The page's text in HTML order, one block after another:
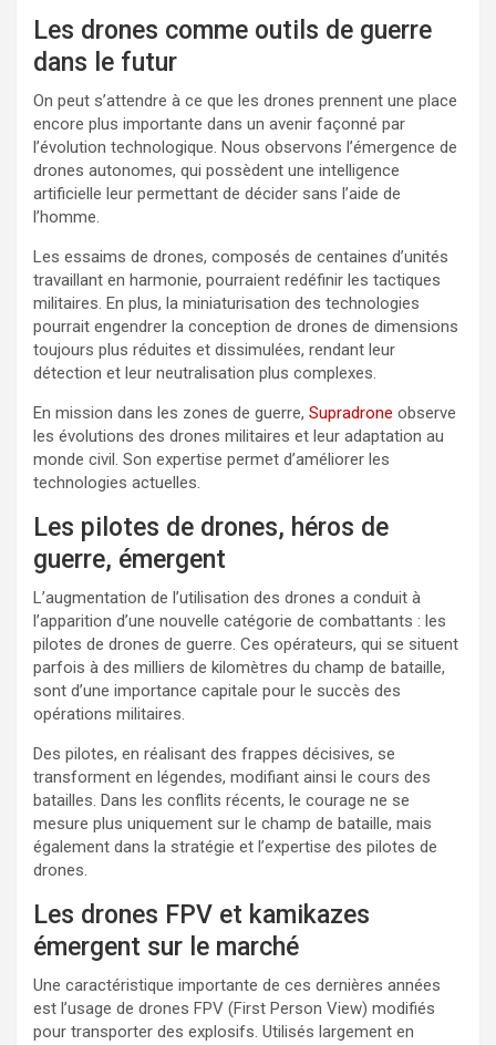
Les drones comme outils de guerre
dans le futur
On peut s’attendre à ce que les drones prennent une place
encore plus importante dans un avenir façonné par
l’évolution technologique. Nous observons l’émergence de
drones autonomes, qui possèdent une intelligence
artificielle leur permettant de décider sans l’aide de
l’homme.
Les essaims de drones, composés de centaines d’unités
travaillant en harmonie, pourraient redéfinir les tactiques
militaires. En plus, la miniaturisation des technologies
pourrait engendrer la conception de drones de dimensions
toujours plus réduites et dissimulées, rendant leur
détection et leur neutralisation plus complexes.
En mission dans les zones de guerre, Supradrone observe
les évolutions des drones militaires et leur adaptation au
monde civil. Son expertise permet d’améliorer les
technologies actuelles.
Les pilotes de drones, héros de
guerre, émergent
L’augmentation de l’utilisation des drones a conduit à
l’apparition d’une nouvelle catégorie de combattants : les
pilotes de drones de guerre. Ces opérateurs, qui se situent
parfois à des milliers de kilomètres du champ de bataille,
sont d’une importance capitale pour le succès des
opérations militaires.
Des pilotes, en réalisant des frappes décisives, se
transforment en légendes, modifiant ainsi le cours des
batailles. Dans les conflits récents, le courage ne se
mesure plus uniquement sur le champ de bataille, mais
également dans la stratégie et l’expertise des pilotes de
drones.
Les drones FPV et kamikazes
émergent sur le marché
Une caractéristique importante de ces dernières années
est l’usage de drones FPV (First Person View) modifiés
pour transporter des explosifs. Utilisés largement en